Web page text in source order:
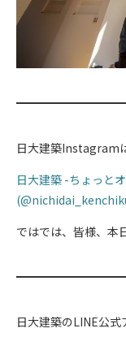
日大建築Instagram
日大建築 -ちょっと
ではでは、皆様、本
日大建築のLINE公